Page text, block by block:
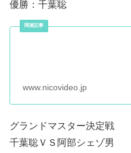
優勝：千葉聡
www.nicovideo.jp
グランドマスター決定戦
千葉聡ＶＳ阿部シェゾ男